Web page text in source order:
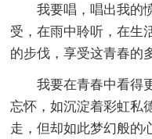
我要唱，唱出我的愤
受，在雨中聆听，在生
的步伐，享受这青春的
我要在青春中看得更
忘怀，如沉淀着彩虹私
走，但却如此梦幻般的